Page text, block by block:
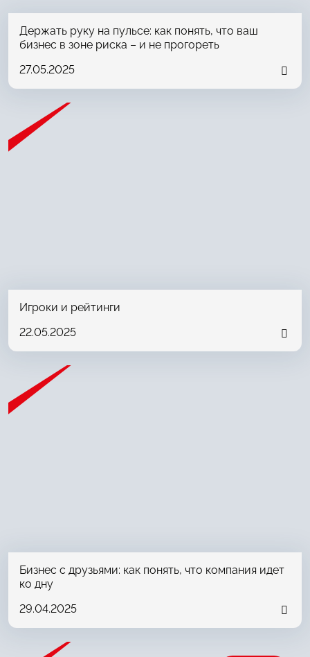
Держать руку на пульсе: как понять, что ваш
бизнес в зоне риска – и не прогореть
27.05.2025
Игроки и рейтинги
22.05.2025
Бизнес с друзьями: как понять, что компания идет
ко дну
29.04.2025